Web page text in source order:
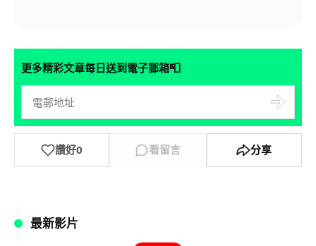
更多精彩文章每日送到電子郵箱📮
讚好0 看留言 分享
最新影片